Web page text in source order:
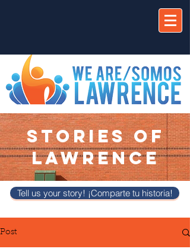
STORIES OF
LAWRENCE
Tell us your story! ¡Comparte tu historia!
Post